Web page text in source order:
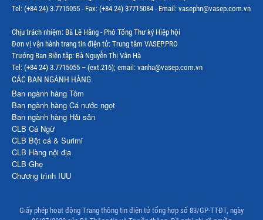
Tel: (+84 24) 3.7715055 - Fax: (+84 24) 37715084 - Email: vasephn@vasep.com.vn
Chịu trách nhiệm: Bà Lê Hằng - Phó Tổng Thư ký Hiệp hội
Đơn vị vận hành trang tin điện tử: Trung tâm VASEP.PRO
Trưởng Ban Biên tập: Bà Nguyễn Thị Vân Hà
Tel: (+84 24) 3.7715055 – (ext.216); email: vanha@vasep.com.vn
CÁC BAN NGÀNH HÀNG
Ban ngành hàng Tôm
Ban ngành hàng Cá nước ngọt
Ban ngành hàng Hải sản
CLB Cá Ngừ
CLB Bột cá & Surimi
CLB Hàng nội địa
CLB Ghẹ
Chương trình IUU
Giấy phép hoạt động Trang thông tin điện tử tổng hợp số 83/GP-TTĐT, ngày